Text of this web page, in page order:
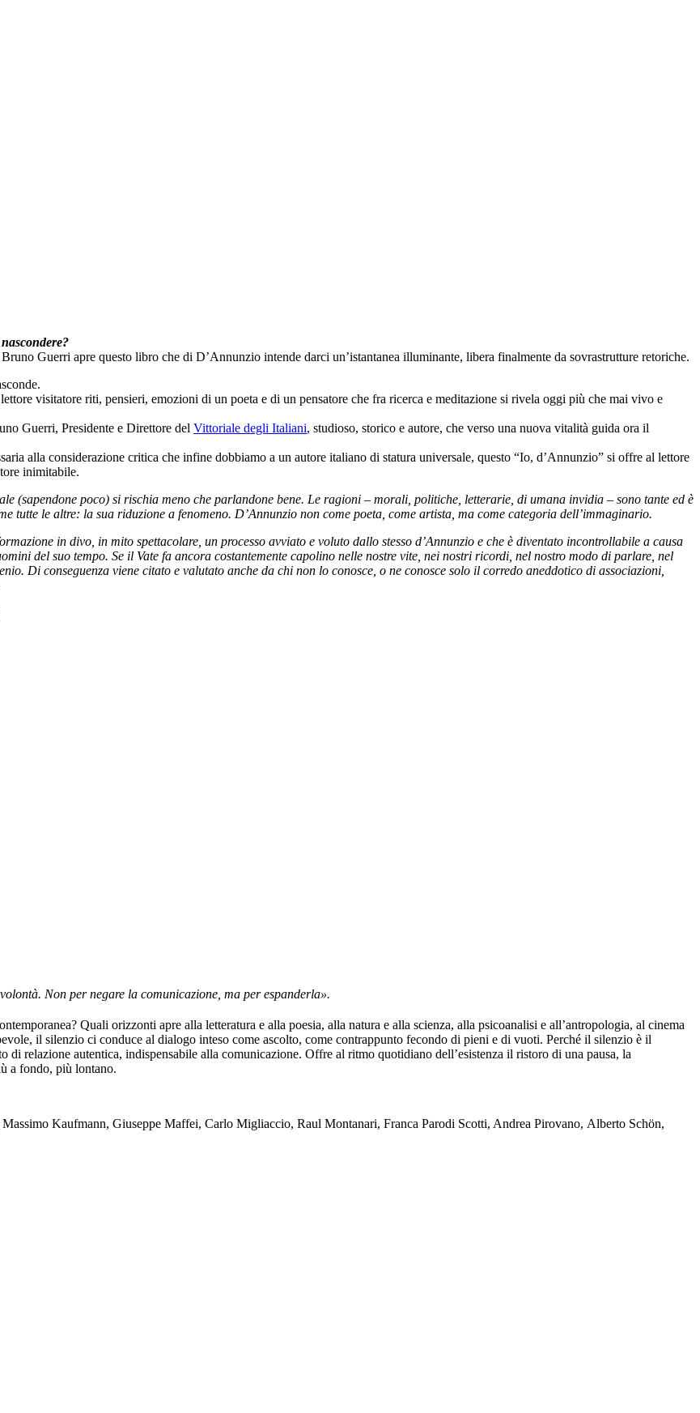
Guerri apre questo libro che di D’Annunzio intende darci un’istantanea illuminante, libera finalmente da sovrastrutture retoriche.
visitatore riti, pensieri, emozioni di un poeta e di un pensatore che fra ricerca e meditazione si rivela oggi più che mai vivo e
Guerri, Presidente e Direttore del Vittoriale degli Italiani, studioso, storico e autore, che verso una nuova vitalità guida ora il
alla considerazione critica che infine dobbiamo a un autore italiano di statura universale, questo “Io, d’Annunzio” si offre al lettore
inimitabile.
(sapendone poco) si rischia meno che parlandone bene. Le ragioni – morali, politiche, letterarie, di umana invidia – sono tante ed è
tutte le altre: la sua riduzione a fenomeno. D’Annunzio non come poeta, come artista, ma come categoria dell’immaginario.
in divo, in mito spettacolare, un processo avviato e voluto dallo stesso d’Annunzio e che è diventato incontrollabile a causa
del suo tempo. Se il Vate fa ancora costantemente capolino nelle nostre vite, nei nostri ricordi, nel nostro modo di parlare, nel
Di conseguenza viene citato e valutato anche da chi non lo conosce, o ne conosce solo il corredo aneddotico di associazioni,
Non per negare la comunicazione, ma per espanderla».
Quali orizzonti apre alla letteratura e alla poesia, alla natura e alla scienza, alla psicoanalisi e all’antropologia, al cinema
il silenzio ci conduce al dialogo inteso come ascolto, come contrappunto fecondo di pieni e di vuoti. Perché il silenzio è il
relazione autentica, indispensabile alla comunicazione. Offre al ritmo quotidiano dell’esistenza il ristoro di una pausa, la
a fondo, più lontano.
Kaufmann, Giuseppe Maffei, Carlo Migliaccio, Raul Montanari, Franca Parodi Scotti, Andrea Pirovano, Alberto Schön,